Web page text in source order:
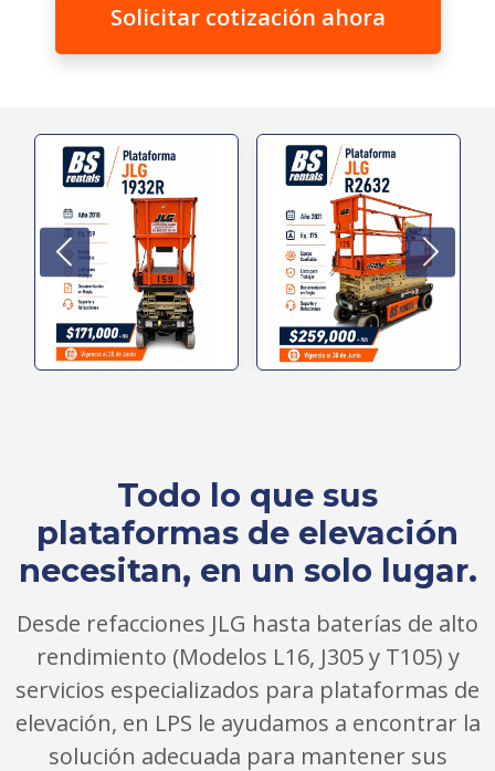
Solicitar cotización ahora
Todo lo que sus
plataformas de elevación
necesitan, en un solo lugar.
Desde refacciones JLG hasta baterías de alto
rendimiento (Modelos L16, J305 y T105) y
servicios especializados para plataformas de
elevación, en LPS le ayudamos a encontrar la
solución adecuada para mantener sus